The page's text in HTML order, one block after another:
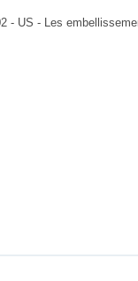
- US - Les